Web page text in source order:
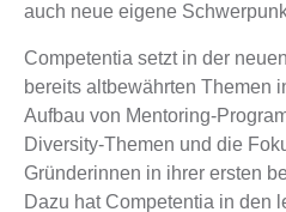
auch neue eigene
Competentia setzt in der
bereits altbewährten Themen
Aufbau von Mentoring-
Diversity-Themen und die
Gründerinnen in ihrer ersten
Dazu hat Competentia in den